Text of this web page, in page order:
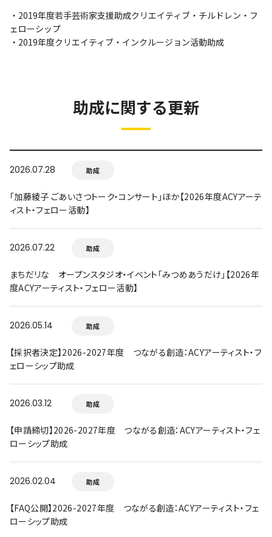
・2019年度若手芸術家支援助成クリエイティブ・チルドレン・フ
ェローシップ
・2019年度クリエイティブ・インクルージョン活動助成
助成に関する更新
2026.07.28 助成
「加藤綾子 ごあいさつトーク・コンサート」ほか【2026年度ACYアーテ
ィスト・フェロー活動】
2026.07.22 助成
まちだリな オープンスタジオ・イベント「みつめあうだけ」【2026年
度ACYアーティスト・フェロー活動】
2026.05.14 助成
【採択者決定】2026-2027年度 つながる創造：ACYアーティスト・フ
ェローシップ助成
2026.03.12 助成
【申請締切】2026-2027年度 つながる創造：ACYアーティスト・フェ
ローシップ助成
2026.02.04 助成
【FAQ公開】2026-2027年度 つながる創造：ACYアーティスト・フェ
ローシップ助成